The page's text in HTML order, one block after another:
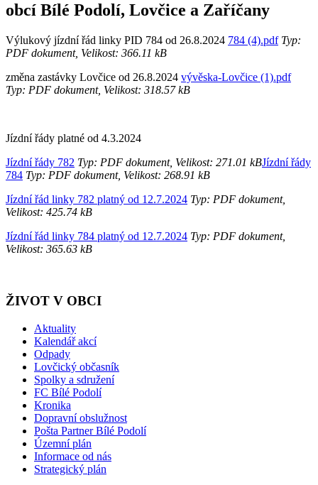
obcí Bílé Podolí, Lovčice a Zaříčany
Výlukový jízdní řád linky PID 784 od 26.8.2024 784 (4).pdfTyp:
PDF dokument, Velikost: 366.11 kB
změna zastávky Lovčice od 26.8.2024 vývěska-Lovčice (1).pdf
Typ: PDF dokument, Velikost: 318.57 kB
Jízdní řády platné od 4.3.2024
Jízdní řády 782 Typ: PDF dokument, Velikost: 271.01 kBJízdní řády
784 Typ: PDF dokument, Velikost: 268.91 kB
Jízdní řád linky 782 platný od 12.7.2024 Typ: PDF dokument,
Velikost: 425.74 kB
Jízdní řád linky 784 platný od 12.7.2024 Typ: PDF dokument,
Velikost: 365.63 kB
ŽIVOT V OBCI
Aktuality
Kalendář akcí
Odpady
Lovčický občasník
Spolky a sdružení
FC Bílé Podolí
Kronika
Dopravní obslužnost
Pošta Partner Bílé Podolí
Územní plán
Informace od nás
Strategický plán